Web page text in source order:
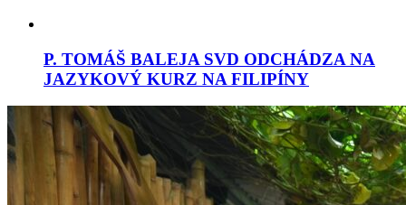
P. TOMÁŠ BALEJA SVD ODCHÁDZA NA
JAZYKOVÝ KURZ NA FILIPÍNY